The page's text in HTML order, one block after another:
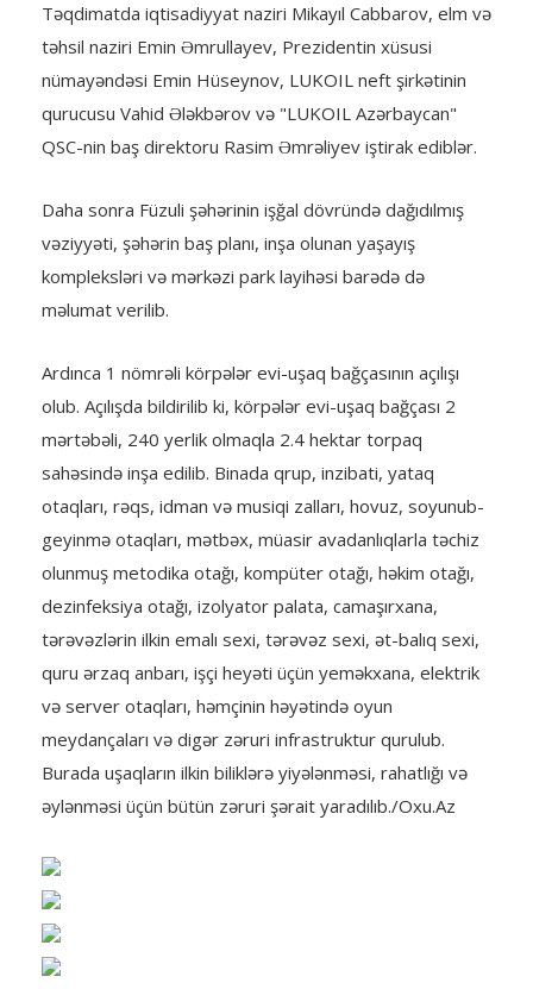
Təqdimatda iqtisadiyyat naziri Mikayıl Cabbarov, elm və
təhsil naziri Emin Əmrullayev, Prezidentin xüsusi
nümayəndəsi Emin Hüseynov, LUKOIL neft şirkətinin
qurucusu Vahid Ələkbərov və "LUKOIL Azərbaycan"
QSC-nin baş direktoru Rasim Əmrəliyev iştirak ediblər.
Daha sonra Füzuli şəhərinin işğal dövründə dağıdılmış
vəziyyəti, şəhərin baş planı, inşa olunan yaşayış
kompleksləri və mərkəzi park layihəsi barədə də
məlumat verilib.
Ardınca 1 nömrəli körpələr evi-uşaq bağçasının açılışı
olub. Açılışda bildirilib ki, körpələr evi-uşaq bağçası 2
mərtəbəli, 240 yerlik olmaqla 2.4 hektar torpaq
sahəsində inşa edilib. Binada qrup, inzibati, yataq
otaqları, rəqs, idman və musiqi zalları, hovuz, soyunub-
geyinmə otaqları, mətbəx, müasir avadanlıqlarla təchiz
olunmuş metodika otağı, kompüter otağı, həkim otağı,
dezinfeksiya otağı, izolyator palata, camaşırxana,
tərəvəzlərin ilkin emalı sexi, tərəvəz sexi, ət-balıq sexi,
quru ərzaq anbarı, işçi heyəti üçün yeməkxana, elektrik
və server otaqları, həmçinin həyətində oyun
meydançaları və digər zəruri infrastruktur qurulub.
Burada uşaqların ilkin biliklərə yiyələnməsi, rahatlığı və
əylənməsi üçün bütün zəruri şərait yaradılıb./Oxu.Az